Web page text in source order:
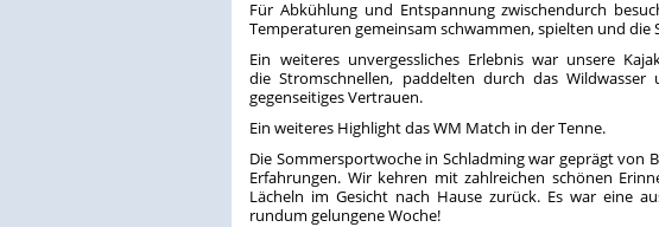
Für Abkühlung und Entspannung zwischendurch
Temperaturen gemeinsam schwammen, spielten und die
Ein weiteres unvergessliches Erlebnis war unsere
die Stromschnellen, paddelten durch das
gegenseitiges Vertrauen.
Ein weiteres Highlight das WM Match in der Tenne.
Die Sommersportwoche in Schladming war geprägt von
Erfahrungen. Wir kehren mit zahlreichen schönen
Lächeln im Gesicht nach Hause zurück. Es war eine
rundum gelungene Woche!